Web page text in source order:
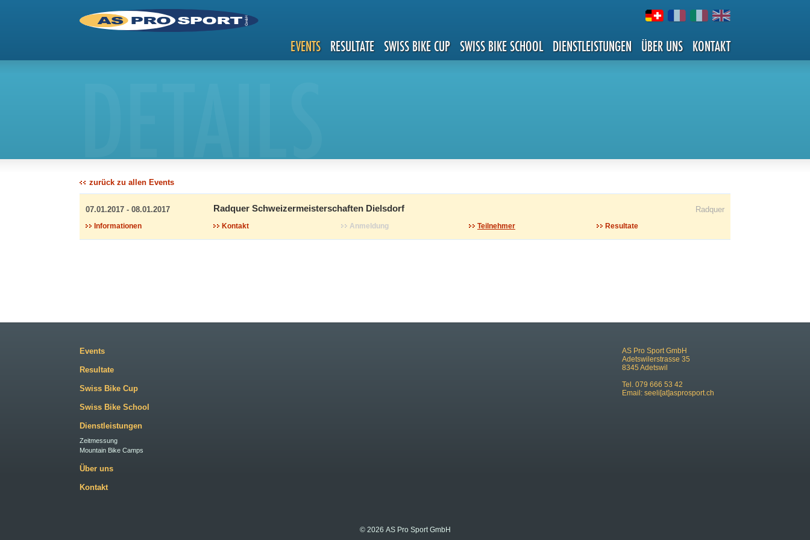
EVENTS RESULTATE SWISS BIKE CUP SWISS BIKE SCHOOL DIENSTLEISTUNGEN ÜBER UNS KONTAKT
zurück zu allen Events
07.01.2017 - 08.01.2017 Radquer
Radquer Schweizermeisterschaften Dielsdorf
Informationen Kontakt Anmeldung Teilnehmer Resultate
AS Pro Sport GmbH
Adetswilerstrasse 35
8345 Adetswil
Tel. 079 666 53 42
Email: seeli[at]asprosport.ch
Events
Resultate
Swiss Bike Cup
Swiss Bike School
Dienstleistungen
Zeitmessung
Mountain Bike Camps
Über uns
Kontakt
© 2026 AS Pro Sport GmbH